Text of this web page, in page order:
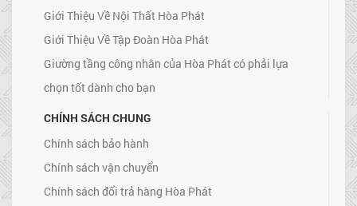
Giới Thiệu Về Nội Thất Hòa Phát
Giới Thiệu Về Tập Đoàn Hòa Phát
Giường tầng công nhân của Hòa Phát có phải lựa
chọn tốt dành cho bạn
CHÍNH SÁCH CHUNG
Chính sách bảo hành
Chính sách vận chuyển
Chính sách đổi trả hàng Hòa Phát